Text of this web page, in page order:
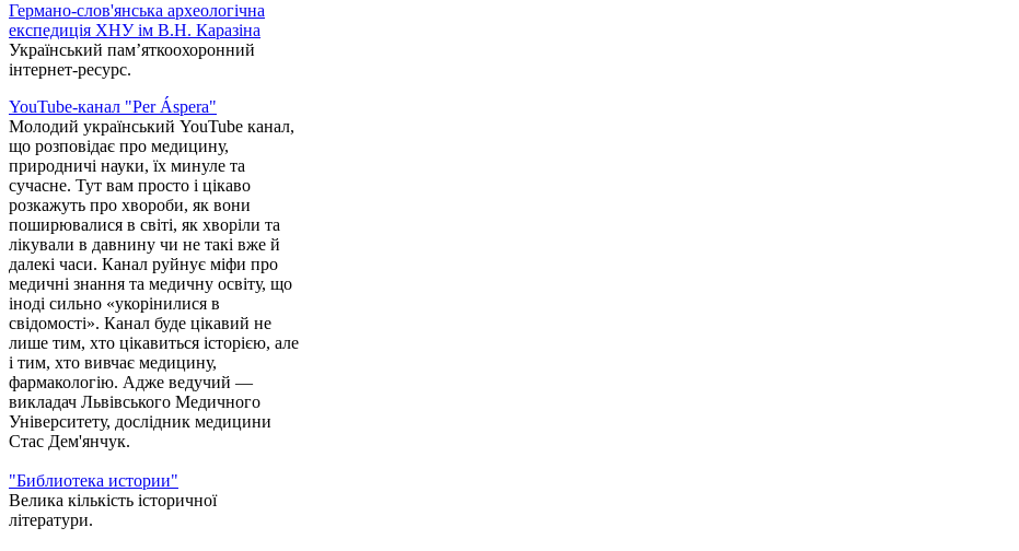
Германо-слов'янська археологічна
експедиція ХНУ ім В.Н. Каразіна
Український пам’яткоохоронний
інтернет-ресурс.
YouTube-канал "Per Áspera"
Молодий український YouTube канал,
що розповідає про медицину,
природничі науки, їх минуле та
сучасне. Тут вам просто і цікаво
розкажуть про хвороби, як вони
поширювалися в світі, як хворіли та
лікували в давнину чи не такі вже й
далекі часи. Канал руйнує міфи про
медичні знання та медичну освіту, що
іноді сильно «укорінилися в
свідомості». Канал буде цікавий не
лише тим, хто цікавиться історією, але
і тим, хто вивчає медицину,
фармакологію. Адже ведучий —
викладач Львівського Медичного
Університету, дослідник медицини
Стас Дем'янчук.
"Библиотека истории"
Велика кількість історичної
літератури.